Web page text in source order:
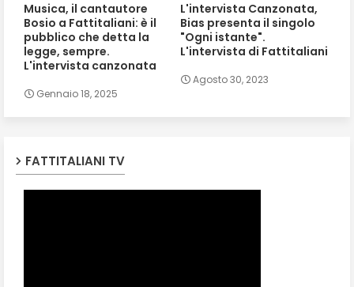
Musica, il cantautore
Bosio a Fattitaliani: è il
pubblico che detta la
legge, sempre.
L'intervista canzonata
Gennaio 18, 2025
L'intervista Canzonata,
Bias presenta il singolo
"Ogni istante".
L'intervista di Fattitaliani
Agosto 30, 2023
FATTITALIANI TV